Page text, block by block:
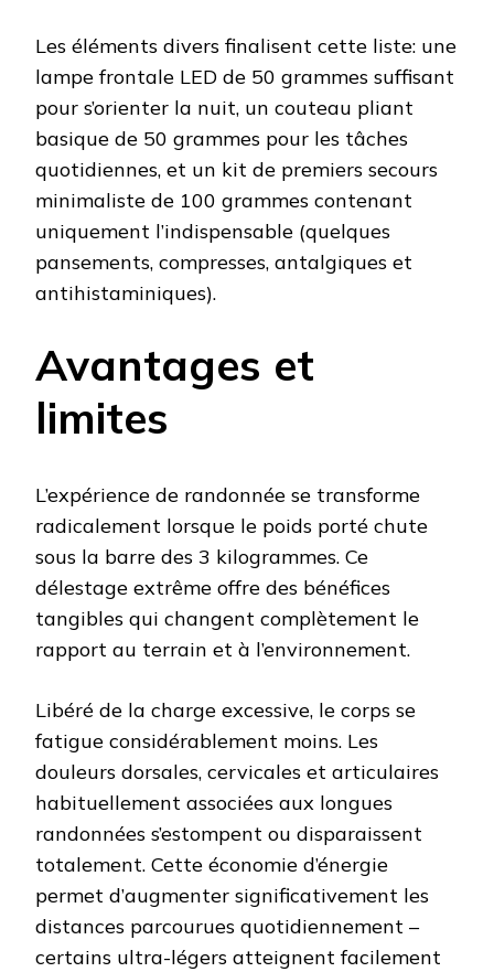
Les éléments divers finalisent cette liste: une
lampe frontale LED de 50 grammes suffisant
pour s’orienter la nuit, un couteau pliant
basique de 50 grammes pour les tâches
quotidiennes, et un kit de premiers secours
minimaliste de 100 grammes contenant
uniquement l’indispensable (quelques
pansements, compresses, antalgiques et
antihistaminiques).
Avantages et
limites
L’expérience de randonnée se transforme
radicalement lorsque le poids porté chute
sous la barre des 3 kilogrammes. Ce
délestage extrême offre des bénéfices
tangibles qui changent complètement le
rapport au terrain et à l’environnement.
Libéré de la charge excessive, le corps se
fatigue considérablement moins. Les
douleurs dorsales, cervicales et articulaires
habituellement associées aux longues
randonnées s’estompent ou disparaissent
totalement. Cette économie d’énergie
permet d’augmenter significativement les
distances parcourues quotidiennement –
certains ultra-légers atteignent facilement